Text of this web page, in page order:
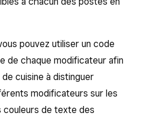
pouvez utiliser un code
de chaque modificateur afin
cuisine à distinguer
modificateurs sur les
de texte des